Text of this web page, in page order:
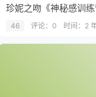
珍妮之吻《神秘感训
46 评论：0 时间： 2